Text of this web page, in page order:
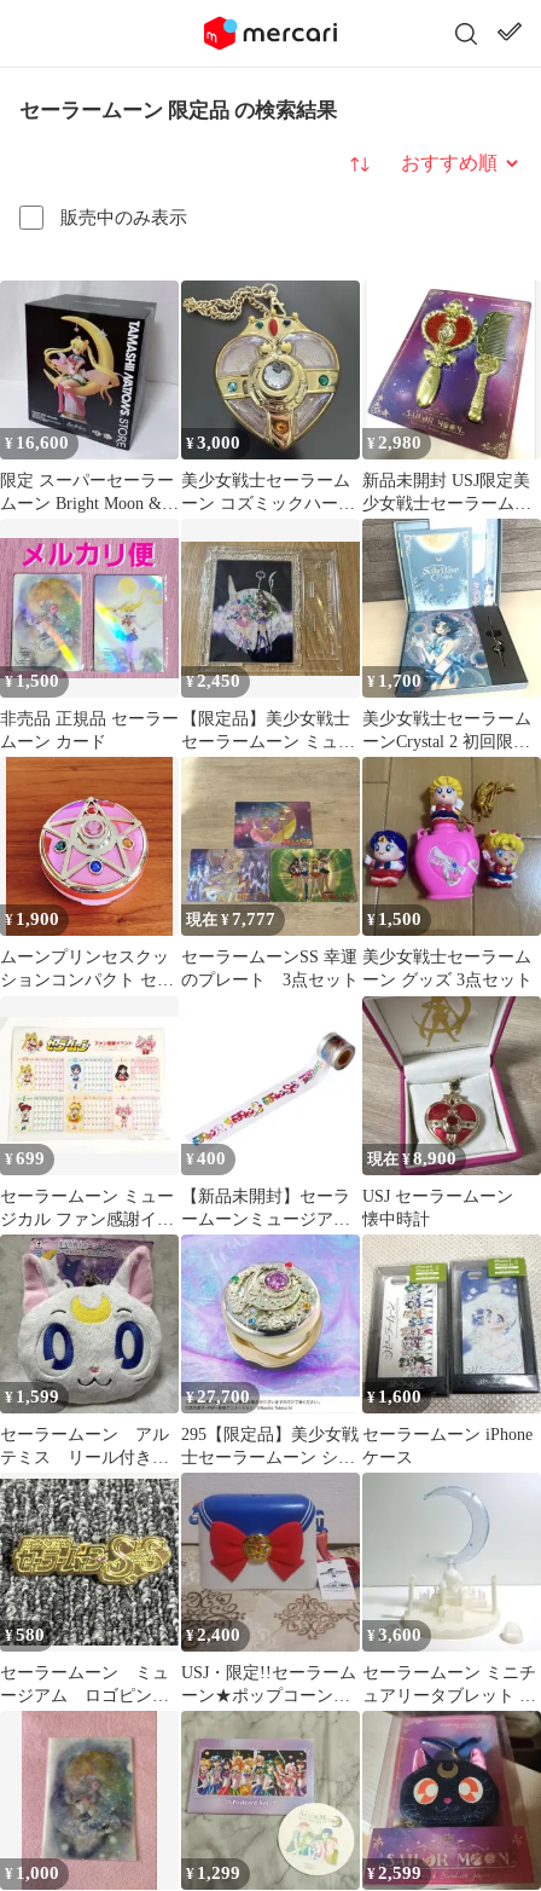
セーラームーン 限定品 の検索結果
販売中のみ表示
並び替え
¥ 16,600
限定 スーパーセーラー
ムーン Bright Moon &
¥3,000
美少女戦士セーラーム
ーン コズミックハート
品
¥ 2,980
新品未開封 USJ限定美
少女戦士セーラームー
ン ミラー＆コームセッ
ト
¥1,500
非売品 正規品 セーラー
ムーン カード
¥2,450
【限定品】美少女戦士
セーラームーン ミュー
ジアム アクリルスタン
ド
¥ 1,700
美少女戦士セーラーム
ーンCrystal 2 初回限定
版 Blu-ray
¥ 1,900
ムーンプリンセスクッ
ションコンパクト セー
現在 ¥7,777
セーラームーンSS 幸運
のプレート 3点セット
¥ 1,500
美少女戦士セーラーム
ーン グッズ 3点セット
¥699
セーラームーン ミュー
ジカル ファン感謝イベ
ント シール カレンダー
当時物
¥400
【新品未開封】セーラ
ームーンミュージア
ム クリアテープ 90年
代アニメロゴ
現在 ¥8,900
USJ セーラームーン
懐中時計
¥ 1,599
セーラームーン アル
テミス リール付き
パスケース
¥27,700
295【限定品】美少女戦
士セーラームーン シャ
イニングムーンパウダ
ー 2026
¥1,600
セーラームーン iPhone
ケース
¥580
セーラームーン ミュ
ージアム ロゴピン
ズ セーラームーンSS
未使用 限定品
¥2,400
USJ・限定!!セーラーム
ーン★ポップコーンバ
ケット
¥3,600
セーラームーン ミニチ
ュアリータブレット ム
ーンキャッスル
¥ 1,000 ¥ 1,299 ¥2,599